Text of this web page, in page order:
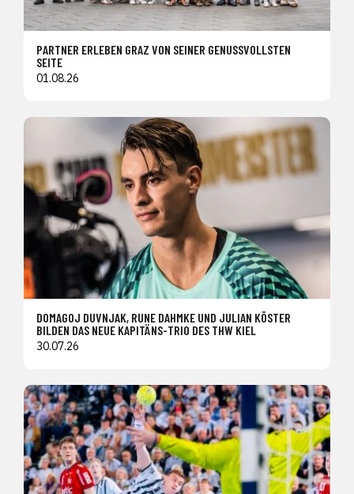
PARTNER ERLEBEN GRAZ VON SEINER GENUSSVOLLSTEN
SEITE
01.08.26
DOMAGOJ DUVNJAK, RUNE DAHMKE UND JULIAN KÖSTER
BILDEN DAS NEUE KAPITÄNS-TRIO DES THW KIEL
30.07.26